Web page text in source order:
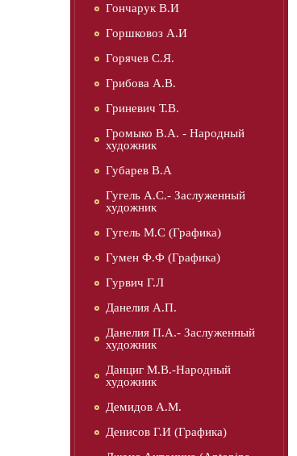
Гончарук В.И
Горшковоз А.И
Горячев С.Я.
Грибова А.В.
Гриневич Т.В.
Громыко В.А. - Народный
художник
Губарев В.А
Гугель А.С.- Заслуженный
художник
Гугель М.С (Графика)
Гумен Ф.Ф (Графика)
Гурвич Г.Л
Данелия А.П.
Данелия П.А.- Заслуженный
художник
Данциг М.В.-Народный
художник
Демидов А.М.
Денисов Г.И (Графика)